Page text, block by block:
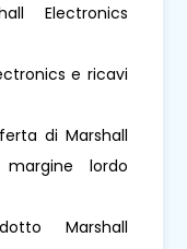
Electronics
e ricavi
di Marshall
lordo
Marshall